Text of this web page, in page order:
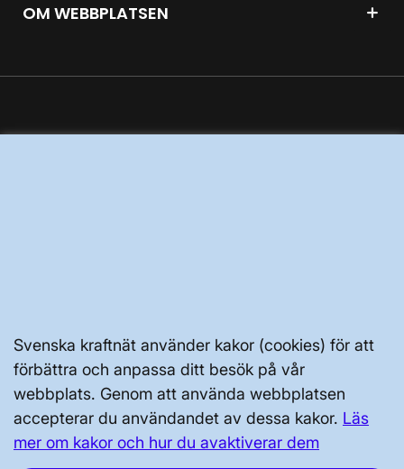
Svenska kraftnät använder kakor (cookies) för att
förbättra och anpassa ditt besök på vår
webbplats. Genom att använda webbplatsen
accepterar du användandet av dessa kakor. Läs
mer om kakor och hur du avaktiverar dem
OM WEBBPLATSEN